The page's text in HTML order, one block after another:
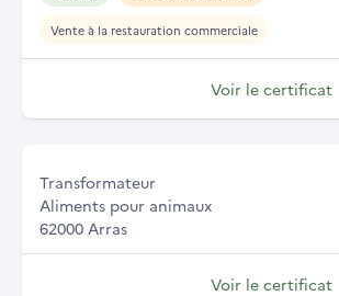
Vente à la restauration commerciale
Voir le certificat
Transformateur
Aliments pour animaux
62000 Arras
Voir le certificat